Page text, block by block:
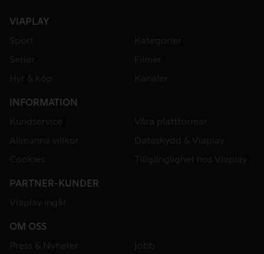
VIAPLAY
Sport
Kategorier
Serier
Filmer
Hyr & köp
Kanaler
INFORMATION
Kundservice
Våra plattformar
Allmänna villkor
Dataskydd & Viaplay
Cookies
Tillgänglighet hos Viaplay
PARTNER-KUNDER
Viaplay ingår
OM OSS
Press & Nyheter
Jobb